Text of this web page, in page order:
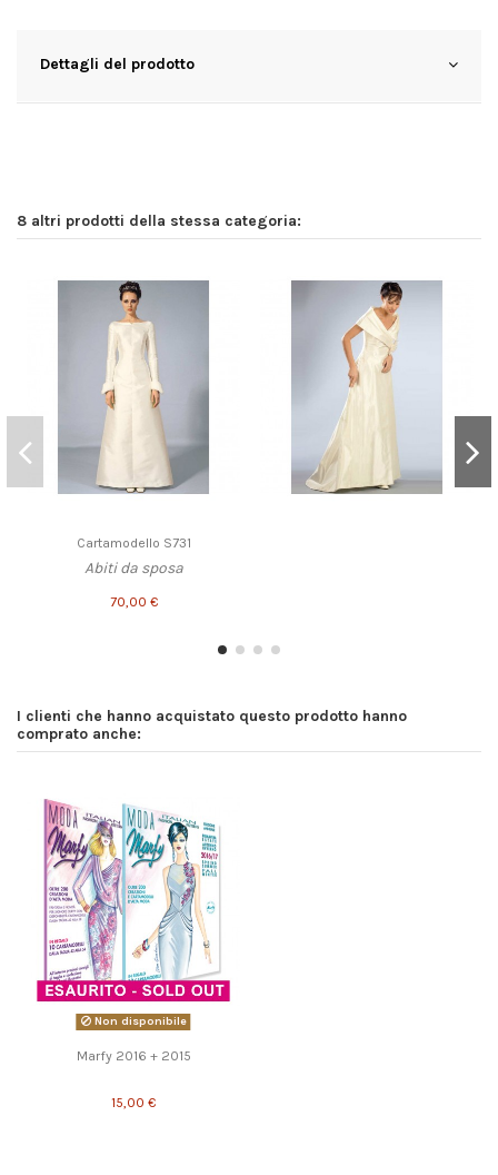
Dettagli del prodotto
8 altri prodotti della stessa categoria:
Cartamodello S731
Abiti da sposa
70,00 €
I clienti che hanno acquistato questo prodotto hanno
comprato anche:
Non disponibile
Marfy 2016 + 2015
15,00 €